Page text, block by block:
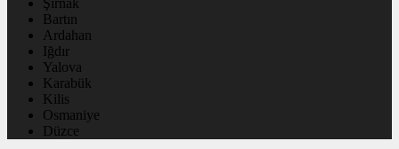
Şırnak
Bartın
Ardahan
Iğdır
Yalova
Karabük
Kilis
Osmaniye
Düzce